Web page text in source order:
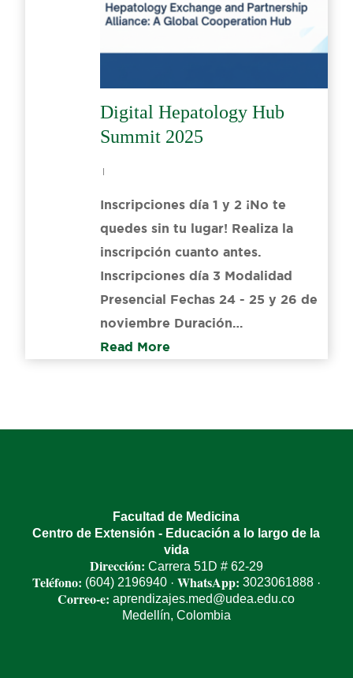
Digital Hepatology Hub
Summit 2025
Inscripciones día 1 y 2 ¡No te
quedes sin tu lugar! Realiza la
inscripción cuanto antes.
Inscripciones día 3 Modalidad
Presencial Fechas 24 - 25 y 26 de
noviembre Duración…
Read More
Facultad de Medicina
Centro de Extensión - Educación a lo largo de la
vida
Dirección: Carrera 51D # 62-29
Teléfono: (604) 2196940· WhatsApp: 3023061888·
Correo-e: aprendizajes.med@udea.edu.co
Medellín, Colombia